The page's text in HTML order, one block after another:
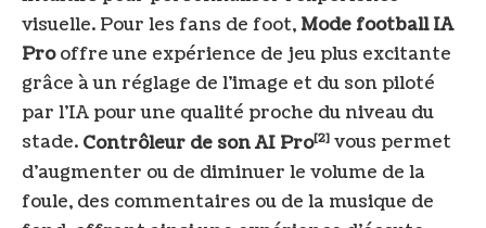
visuelle. Pour les fans de foot, Mode football IA
Prooffre une expérience de jeu plus excitante
grâce à un réglage de l’image et du son piloté
par l’IA pour une qualité proche du niveau du
stade. Contrôleur de son AI Pro[2] vous permet
d’augmenter ou de diminuer le volume de la
foule, des commentaires ou de la musique de